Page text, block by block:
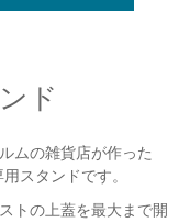
ド
ムの雑貨店が作った
スタンドです。
トの上蓋を最大まで開